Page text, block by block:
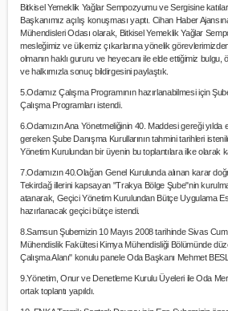
Bitkisel Yemeklik Yağlar Sempozyumu ve Sergisine
Başkanımız açılış konuşması yaptı. Cihan Haber
Mühendisleri Odası olarak, Bitkisel Yemeklik Yağlar
mesleğimiz ve ülkemiz çıkarlarına yönelik
olmanın haklı gururu ve heyecanı ile elde ettiğimiz
ve halkımızla sonuç bildirgesini paylaştık.
5.Odamız Çalışma Programının hazırlanabilmesi için
Çalışma Programları istendi.
6.Odamızın Ana Yönetmeliğinin 40. Maddesi gereği yılda
gereken Şube Danışma Kurullarının tahmini tarihleri
Yönetim Kurulundan bir üyenin bu toplantılara ilke olarak
7.Odamızın 40.Olağan Genel Kurulunda alınan karar
Tekirdağ illerini kapsayan "Trakya Bölge Şube"nin
atanarak, Geçici Yönetim Kurulundan Bütçe Uygulama
hazırlanacak geçici bütçe istendi.
8.Samsun Şubemizin 10 Mayıs 2008 tarihinde Sivas
Mühendislik Fakültesi Kimya Mühendisliği Bölümünde
Çalışma Alanı" konulu panele Oda Başkanı Mehmet
9.Yönetim, Onur ve Denetleme Kurulu Üyeleri ile Oda
ortak toplantı yapıldı.